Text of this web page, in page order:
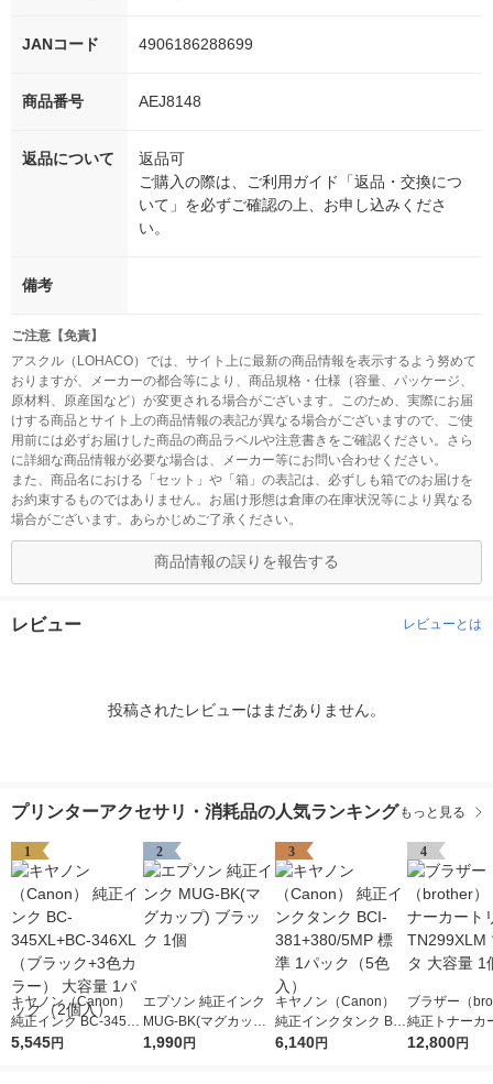
JANコード 4906186288699
商品番号 AEJ8148
返品について
返品可
ご購入の際は、ご利用ガイド「返品・交換につ
いて」を必ずご確認の上、お申し込みくださ
い。
備考
ご注意【免責】
アスクル（LOHACO）では、サイト上に最新の商品情報を表示するよう努めて
おりますが、メーカーの都合等により、商品規格・仕様（容量、パッケージ、
原材料、原産国など）が変更される場合がございます。このため、実際にお届
けする商品とサイト上の商品情報の表記が異なる場合がございますので、ご使
用前には必ずお届けした商品の商品ラベルや注意書きをご確認ください。さら
に詳細な商品情報が必要な場合は、メーカー等にお問い合わせください。
また、商品名における「セット」や「箱」の表記は、必ずしも箱でのお届けを
お約束するものではありません。お届け形態は倉庫の在庫状況等により異なる
場合がございます。あらかじめご了承ください。
商品情報の誤りを報告する
レビュー レビューとは
投稿されたレビューはまだありません。
プリンターアクセサリ・消耗品の人気ランキング もっと見る
1
キヤノン（Canon）
純正インク BC-345XL
+BC-346XL （ブラッ
5,545円
2
エプソン 純正インク
MUG-BK(マグカップ)
ブラック 1個
1,990円
3
キヤノン（Canon）
純正インクタンク BCI
-381+380/5MP 標準 1
6,140円
4
ブラザー（
純正トナーカ
ジ
12,800円